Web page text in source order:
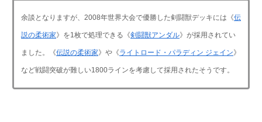
余談となりますが、2008年世界大会で優勝した剣闘獣デッキには《伝
説の柔術家》を1枚で処理できる《剣闘獣アンダル》が採用されてい
ました。《伝説の柔術家》や《ライトロード・パラディン ジェイン》
など戦闘突破が難しい1800ラインを考慮して採用されたそうです。